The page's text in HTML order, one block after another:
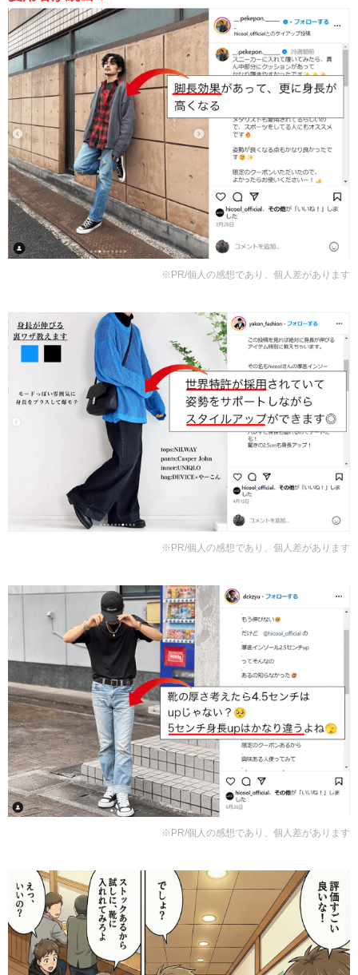
※PR/個人の感想であり、個人差があります
※PR/個人の感想であり、個人差があります
※PR/個人の感想であり、個人差があります